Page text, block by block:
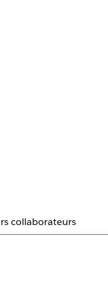
collaborateurs